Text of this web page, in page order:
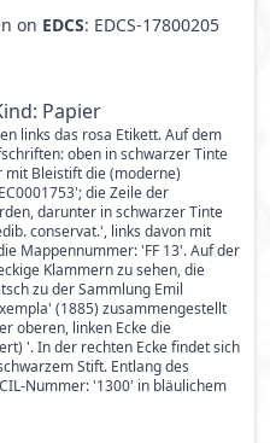
on EDCS: EDCS-17800205
Papier
links das rosa Etikett. Auf dem
oben in schwarzer Tinte
mit Bleistift die (moderne)
die Zeile der
darunter in schwarzer Tinte
conservat.', links davon mit
Mappennummer: 'FF 13'. Auf der
Klammern zu sehen, die
zu der Sammlung Emil
(1885) zusammengestellt
oberen, linken Ecke die
'. In der rechten Ecke findet sich
Stift. Entlang des
Nummer: '1300' in bläulichem